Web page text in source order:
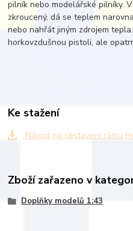
pilník nebo modelářské pilníky.
zkroucený, dá se teplem
nebo nahřát jiným zdrojem
horkovzdušnou pistoli, ale
Ke stažení
Návod na sestavení rámu
Zboží zařazeno v
Doplňky modelů 1:43